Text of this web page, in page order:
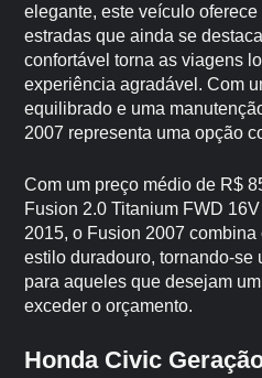
elegante, este veículo
estradas que ainda se
confortável torna as viagens
experiência agradável. Com
equilibrado e uma
2007 representa uma opção
Com um preço médio de R$
Fusion 2.0 Titanium FWD
2015, o Fusion 2007
estilo duradouro, tornando-se
para aqueles que desejam
exceder o orçamento.
Honda Civic